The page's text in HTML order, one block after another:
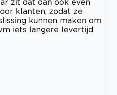
zit dat dan ook even
klanten, zodat ze
kunnen maken om
iets langere levertijd